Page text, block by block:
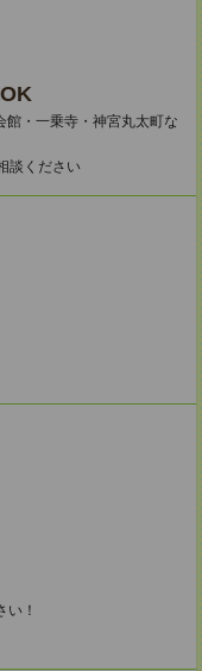
館・一乗寺・神宮丸太町な
談ください
！